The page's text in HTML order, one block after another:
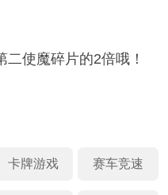
使魔碎片的2倍哦！
卡牌游戏 赛车竞速